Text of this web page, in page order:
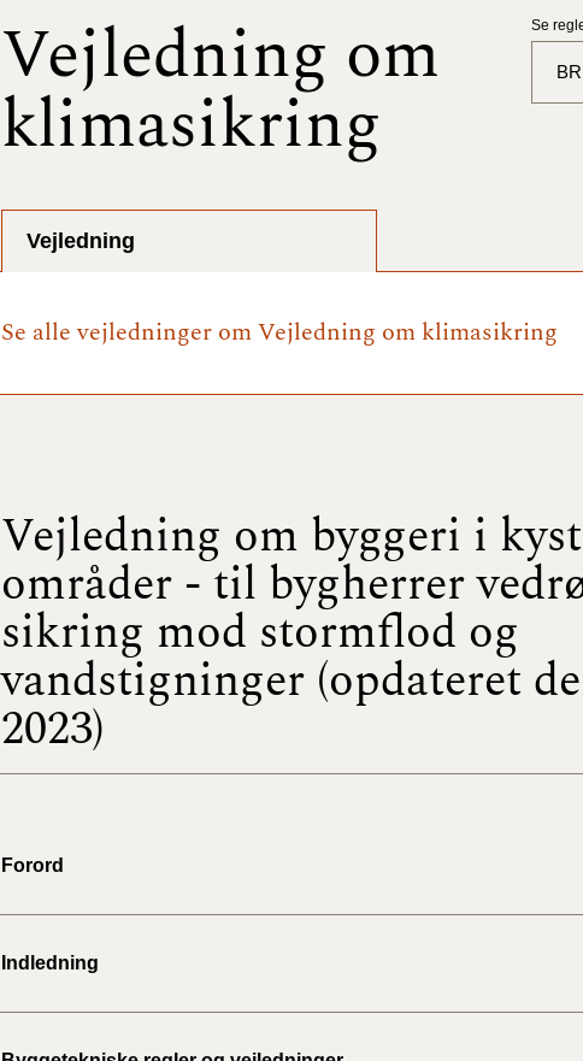
Vejledning om
klimasikring
Se
Vejledning
Se alle vejledninger om Vejledning om klimasikring
Vejledning om byggeri i
områder - til bygherrer
sikring mod stormflod og
vandstigninger (opdateret
2023)
Forord
Indledning